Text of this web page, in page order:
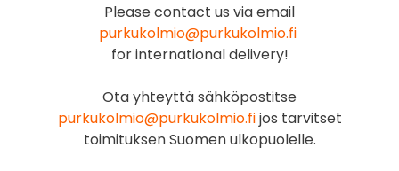
Please contact us via email
purkukolmio@purkukolmio.fi
for international delivery!
Ota yhteyttä sähköpostitse
purkukolmio@purkukolmio.fijos tarvitset
toimituksen Suomen ulkopuolelle.